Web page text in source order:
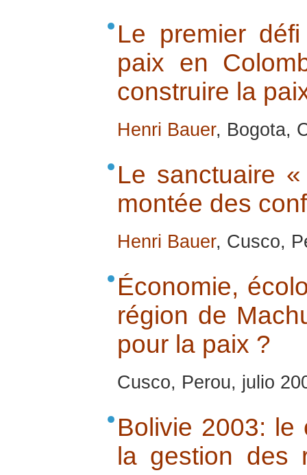
Le premier
paix en
construire la
Henri Bauer, Bogota,
Le sanctuaire
montée des
Henri Bauer, Cusco,
Économie,
région de
pour la paix ?
Cusco, Perou, julio
Bolivie 2003: le
la gestion des